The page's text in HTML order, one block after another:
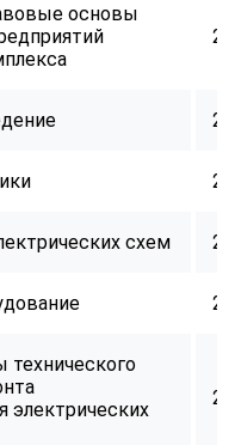
основы
24
24
24
схем 24
24
технического
электрических
24